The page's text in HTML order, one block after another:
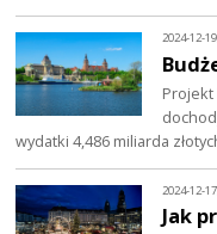
2024-12-
Projekt
wydatki 4,486 miliarda
2024-12-
Jak